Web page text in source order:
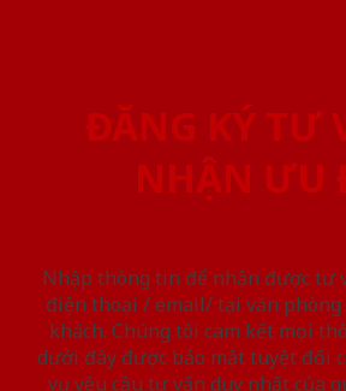
ĐĂNG KÝ TƯ
NHẬN ƯU
Nhập thông tin để nhận được tư
điện thoại / email/ tại văn phòng
khách. Chúng tôi cam kết mọi
dưới đây được bảo mật tuyệt đối
vụ yêu cầu tư vấn duy nhất của